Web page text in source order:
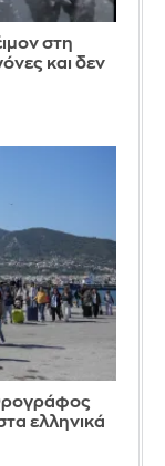
στη
και δεν
ελληνικά